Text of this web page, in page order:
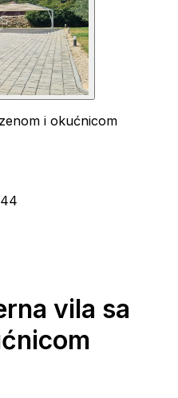
i okućnicom
vila sa